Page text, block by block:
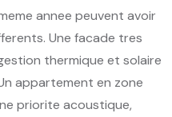
annee peuvent avoir
Une facade tres
thermique et solaire
appartement en zone
priorite acoustique,